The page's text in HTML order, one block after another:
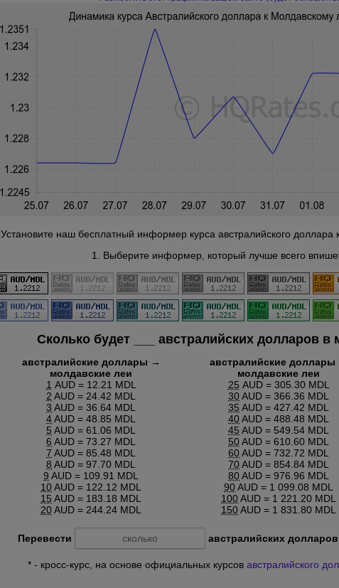
Установите наш бесплатный информер курса австралийского доллара
1. Выберите информер, который лучше всего
Сколько будет австралийских долларов в
австралийские доллары →
молдавские леи
1 AUD = 12.21 MDL
2 AUD = 24.42 MDL
3 AUD = 36.64 MDL
4AUD = 48.85 MDL
5 AUD = 61.06 MDL
6 AUD = 73.27 MDL
7 AUD = 85.48 MDL
8 AUD = 97.70 MDL
9 AUD = 109.91 MDL
10AUD = 122.12 MDL
15 AUD = 183.18 MDL
20AUD = 244.24 MDL
австралийские доллары
молдавские леи
25 AUD = 305.30 MDL
30AUD = 366.36 MDL
35 AUD = 427.42 MDL
40AUD = 488.48 MDL
45 AUD = 549.54 MDL
50AUD = 610.60 MDL
60AUD = 732.72 MDL
70AUD = 854.84 MDL
80AUD = 976.96 MDL
90AUD = 1 099.08 MDL
100AUD = 1 221.20 MDL
150AUD = 1 831.80 MDL
Перевести австралийских
* - кросс-курс, на основе официальных курсов австралийского